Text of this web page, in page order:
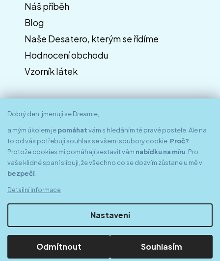
Dobrý den, jmenuji se Dreamie,
a mým úkolem jepomáhatvám s hledáním té pravé postele. Ale na
to od vás potřebuji souhlas se všemi soubory cookie. Proč?
Protože cookies mi pomáhají sestavit vám nabídku na míru . Pro
vaše klidné spaní slibuji, že všechno co se dozvím zůstane u mě v
bezpečí.
Detailní informace
Nastavení
Odmítnout Souhlasím
Náš příběh
Blog
Naše Desatero, kterým se řídíme
Hodnocení obchodu
Vzorník látek